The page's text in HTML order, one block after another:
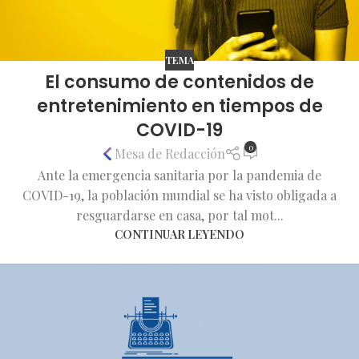
TEMA
El consumo de contenidos de
entretenimiento en tiempos de
COVID-19
Mesa de Redacción 0
Ante la emergencia sanitaria por la pandemia de
COVID-19, la población mundial se ha visto obligada a
resguardarse en casa, por tal mot...
CONTINUAR LEYENDO